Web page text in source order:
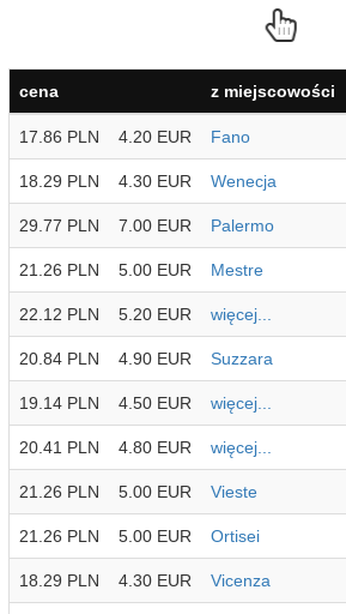
cena z miejscowości
17.86 PLN 4.20 EUR Fano
18.29 PLN 4.30 EUR Wenecja
29.77 PLN 7.00 EUR Palermo
21.26 PLN 5.00 EUR Mestre
22.12 PLN 5.20 EUR więcej...
20.84 PLN 4.90 EUR Suzzara
19.14 PLN 4.50 EUR więcej...
20.41 PLN 4.80 EUR więcej...
21.26 PLN 5.00 EUR Vieste
21.26 PLN 5.00 EUR Ortisei
18.29 PLN 4.30 EUR Vicenza